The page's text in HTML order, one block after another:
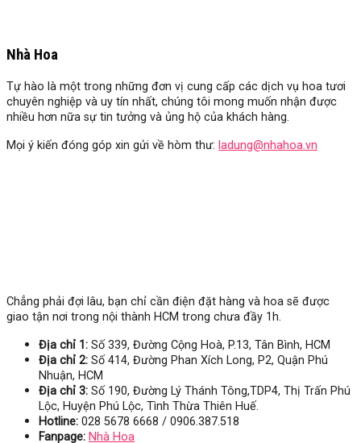
Nhà Hoa
Tự hào là một trong những đơn vị cung cấp các dịch vụ hoa tươi
chuyên nghiệp và uy tín nhất, chúng tôi mong muốn nhận được
nhiều hơn nữa sự tin tưởng và ủng hộ của khách hàng.
Mọi ý kiến đóng góp xin gửi về hòm thư: ladung@nhahoa.vn
Chẳng phải đợi lâu, bạn chỉ cần điện đặt hàng và hoa sẽ được
giao tận nơi trong nội thành HCM trong chưa đầy 1h.
Địa chỉ 1: Số 339, Đường Cộng Hoà, P.13, Tân Bình, HCM
Địa chỉ 2: Số 414, Đường Phan Xích Long, P2, Quận Phú
Nhuận, HCM
Địa chỉ 3: Số 190, Đường Lý Thánh Tông,TDP4, Thị Trấn Phú
Lộc, Huyện Phú Lộc, Tình Thừa Thiên Huế.
Hotline: 028 5678 6668 / 0906.387.518
Fanpage: Nhà Hoa